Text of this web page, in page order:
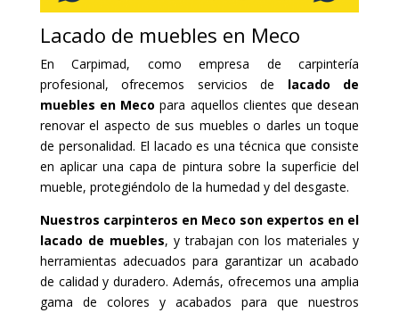
Lacado de muebles en Meco
En Carpimad, como empresa de carpintería
profesional, ofrecemos servicios de lacado de
muebles en Mecopara aquellos clientes que desean
renovar el aspecto de sus muebles o darles un toque
de personalidad. El lacado es una técnica que consiste
en aplicar una capa de pintura sobre la superficie del
mueble, protegiéndolo de la humedad y del desgaste.
Nuestros carpinteros en Meco son expertos en el
lacado de muebles, y trabajan con los materiales y
herramientas adecuados para garantizar un acabado
de calidad y duradero. Además, ofrecemos una amplia
gama de colores y acabados para que nuestros